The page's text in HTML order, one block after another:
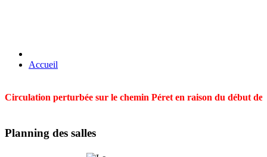
Accueil
Circulation perturbée sur le chemin Péret en raison du début
Planning des salles